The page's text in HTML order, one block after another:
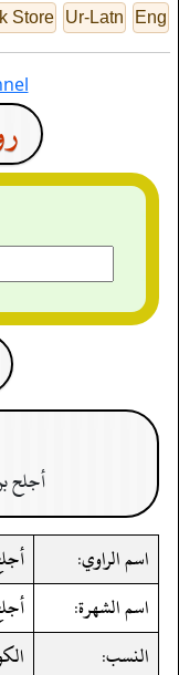
Eng
Ur-Latn
Store
أجلح
اسم الراوي:
اسم الشهرة:
النسب: